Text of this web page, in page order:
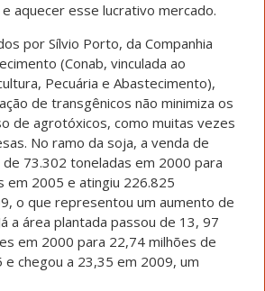
aquecer esse lucrativo mercado.
por Sílvio Porto, da Companhia
(Conab, vinculada ao
Pecuária e Abastecimento),
de transgênicos não minimiza os
de agrotóxicos, como muitas vezes
No ramo da soja, a venda de
73.302 toneladas em 2000 para
em 2005 e atingiu 226.825
o que representou um aumento de
a área plantada passou de 13, 97
em 2000 para 22,74 milhões de
chegou a 23,35 em 2009, um